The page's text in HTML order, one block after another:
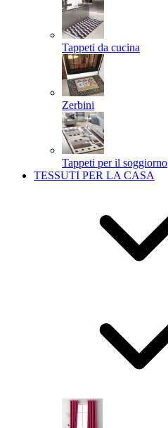
Tappeti da cucina
Zerbini
Tappeti per il soggiorno
TESSUTI PER LA CASA